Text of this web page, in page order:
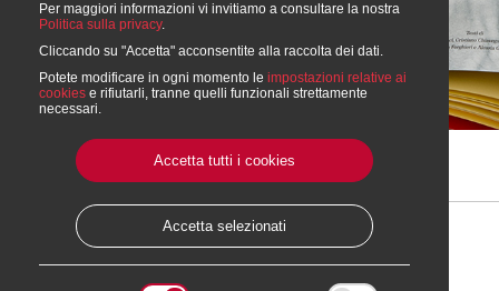
Bilanci e
Cultura
» Bilanci e Cultura
» HENRY DUNANT - Coraggio e perseveranza, la forza delle idee
2022
Per maggiori informazioni vi invitiamo a consultare la nostra
Politica sulla privacy.
Cliccando su "Accetta" acconsentite alla raccolta dei dati.
Potete modificare in ogni momento le impostazioni relative ai
cookies e rifiutarli, tranne quelli funzionali strettamente
necessari.
Accetta tutti i cookies
Accetta selezionati